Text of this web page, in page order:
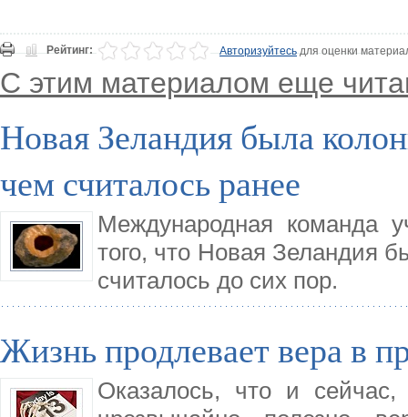
Рейтинг: Авторизуйтесьдля оценки
С этим материалом еще
Новая Зеландия была
чем считалось ранее
Международная команда
того, что Новая Зеландия
считалось до сих пор.
Жизнь продлевает вера в
Оказалось, что и